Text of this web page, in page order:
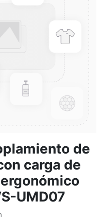
de
carga de
UMD07